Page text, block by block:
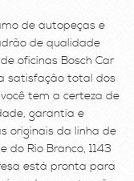
de autopeças e
de qualidade
oficinas Bosch Car
satisfação total dos
tem a certeza de
garantia e
originais da linha de
do Rio Branco, 1143
está pronta para